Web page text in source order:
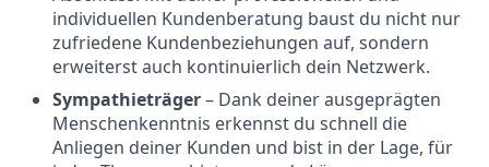
individuellen Kundenberatung baust du nicht nur
zufriedene Kundenbeziehungen auf, sondern
erweiterst auch kontinuierlich dein Netzwerk.
Sympathieträger– Dank deiner ausgeprägten
Menschenkenntnis erkennst du schnell die
Anliegen deiner Kunden und bist in der Lage, für